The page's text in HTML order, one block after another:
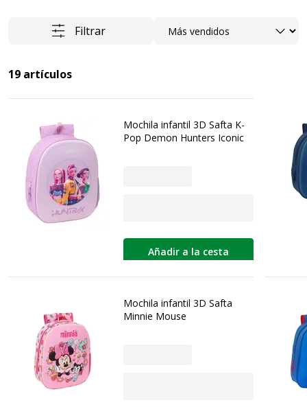
Filtrar Ordenar
19 artículos
Mochila infantil 3D Safta K-
Pop Demon Hunters Iconic
Añadir a la cesta
Mochila infantil 3D Safta
Minnie Mouse